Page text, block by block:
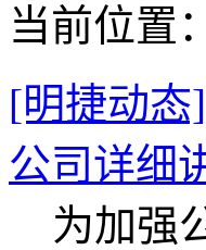
当前位置：
[明捷动态
公司详细
为加强